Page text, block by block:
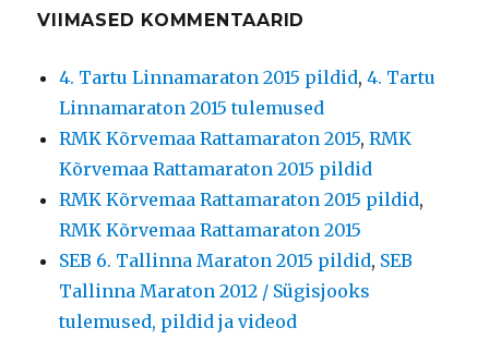
VIIMASED KOMMENTAARID
4. Tartu Linnamaraton 2015 pildid,4. Tartu
Linnamaraton 2015 tulemused
RMK Kõrvemaa Rattamaraton 2015,RMK
Kõrvemaa Rattamaraton 2015 pildid
RMK Kõrvemaa Rattamaraton 2015 pildid,
RMK Kõrvemaa Rattamaraton 2015
SEB 6. Tallinna Maraton 2015 pildid, SEB
Tallinna Maraton 2012 / Sügisjooks
tulemused, pildid ja videod